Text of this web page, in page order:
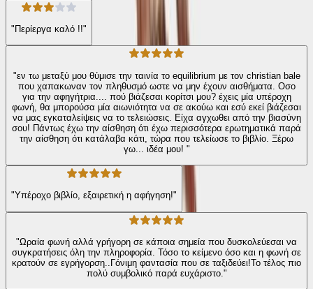
"Περίεργα καλό !!"
"εν τω μεταξύ μου θύμισε την ταινία το equilibrium με τον christian bale
που χαπακωναν τον πληθυσμό ωστε να μην έχουν αισθήματα. Οσο
για την αφηγήτρια.... πού βιάζεσαι κορίτσι μου? έχεις μία υπέροχη
φωνή, θα μπορούσα μία αιωνιότητα να σε ακούω και εσύ εκεί βιάζεσαι
να μας εγκαταλείψεις να το τελειώσεις. Είχα αγχωθει από την βιασύνη
σου! Πάντως έχω την αίσθηση ότι έχω περισσότερα ερωτηματικά παρά
την αίσθηση ότι κατάλαβα κάτι, τώρα που τελείωσε το βιβλίο. Ξέρω
γω... ιδέα μου! "
"Υπέροχο βιβλίο, εξαιρετική η αφήγηση!"
"Ωραία φωνή αλλά γρήγορη σε κάποια σημεία που δυσκολεύεσαι να
συγκρατήσεις όλη την πληροφορία. Τόσο το κείμενο όσο και η φωνή σε
κρατούν σε εγρήγορση..Γόνιμη φαντασία που σε ταξιδεύει!Το τέλος πιο
πολύ συμβολικό παρά ευχάριστο."